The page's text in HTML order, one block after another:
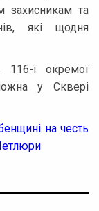
захисникам та
які щодня
116-ї окремої
у Сквері
на честь